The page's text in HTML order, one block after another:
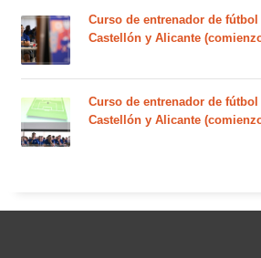
Curso de entrenador de fútbol
Castellón y Alicante
Curso de entrenador de fútbol
Castellón y Alicante